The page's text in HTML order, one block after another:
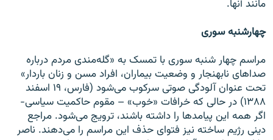
مانند آنها.
چهارشنبه سوری
مراسم چهار شنبه سوری با تمسک به «گله‌مندی مردم درباره
صداهای نابهنجار و وضعیت بیماران، افراد مسن و زنان باردار»
تحت عنوان آلودگی صوتی سرکوب می‌شود (فارس، ۱۹ اسفند
۱۳۸۸) در حالی که خرافات «خوب» – مقوم حاکمیت سیاسی-
اگر همه این پیامدها را داشته باشند، ترویج می‌شود. مراجع
دینی رژیم ساخته نیز فتوای حذف این مراسم را می‌دهند. ناصر